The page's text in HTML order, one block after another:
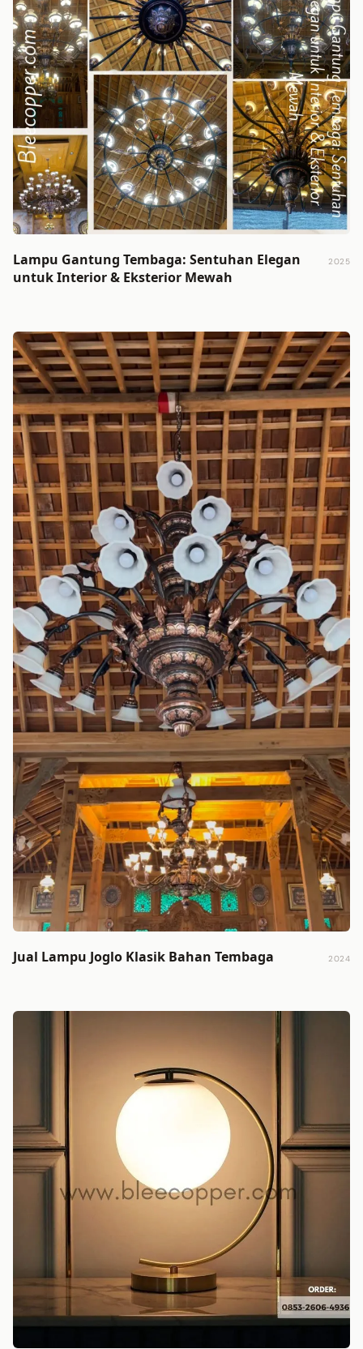
Lampu Gantung Tembaga: Sentuhan Elegan
untuk Interior & Eksterior Mewah
2025
Jual Lampu Joglo Klasik Bahan Tembaga 2024